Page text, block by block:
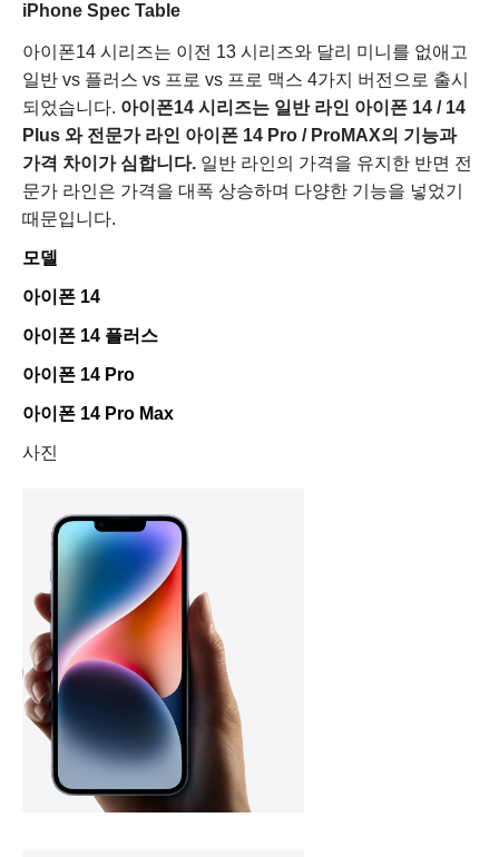
iPhone Spec Table
아이폰14 시리즈는 이전 13 시리즈와 달리 미니를 없애고
일반 vs 플러스 vs 프로 vs 프로 맥스 4가지 버전으로 출시
되었습니다. 아이폰14 시리즈는 일반 라인 아이폰 14 / 14
Plus 와 전문가 라인 아이폰 14 Pro / ProMAX의 기능과
가격 차이가 심합니다. 일반 라인의 가격을 유지한 반면 전
문가 라인은 가격을 대폭 상승하며 다양한 기능을 넣었기
때문입니다.
모델
아이폰 14
아이폰 14 플러스
아이폰 14 Pro
아이폰 14 Pro Max
사진